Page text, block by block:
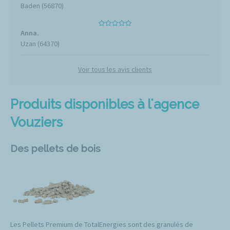
Produits disponibles à l'agence
Vouziers
Des pellets de bois
Les Pellets Premium de TotalEnergies sont des granulés de
Baden (56870)
Anna.
Uzan (64370)
Voir tous les avis clients